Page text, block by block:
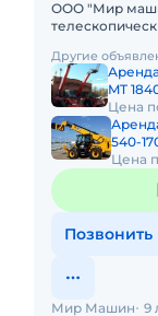
ООО "Мир
состоянии,
Другие
MT
Цена
540-
Цена
Позвонить
Мир Машин 9